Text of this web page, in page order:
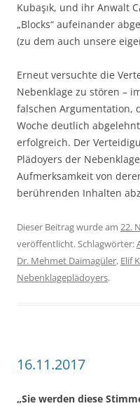
Kubaşık, und ihr Anwalt
„Blocks“ aufeinander
(zu dem auch unsere
Erneut versuchte die
Nebenklage zu stören –
falschen Argumentation,
Woche deutlich
erfolgreich. Der
Plädoyers der
Aufmerksamkeit von
berührenden Inhalten
Dieser Beitrag wurde am 22.
veröffentlicht. Schlagwörter:
Dr. Mehmet Daimagüler, Elif
Nebenklageplädoyers.
16.11.2017
„Sie werden diese